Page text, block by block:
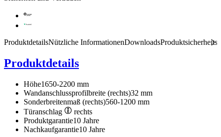
Produktdetails
Produktdetails
Höhe1650-2200 mm
Wandanschlussprofilbreite (rechts)32 mm
Sonderbreitenmaß (rechts)560-1200 mm
Türanschlag
rechts
Produktgarantie10 Jahre
Nachkaufgarantie10 Jahre
Nützliche InformationenDownloads